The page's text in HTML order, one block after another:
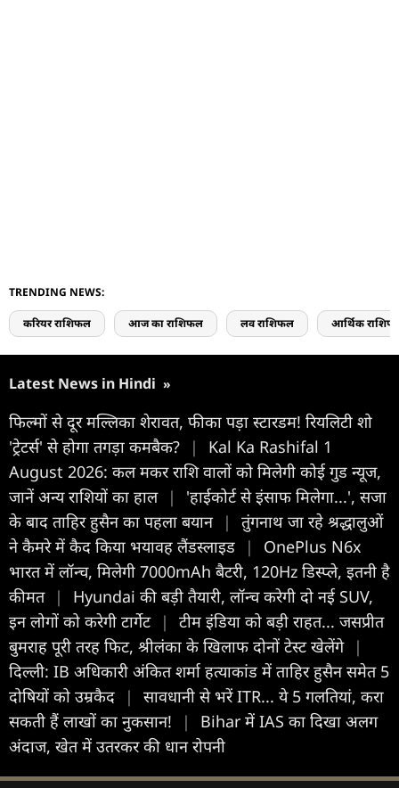
TRENDING NEWS:
करियर राशिफल आज का राशिफल लव राशिफल आर्थिक
Latest News in Hindi »
फिल्मों से दूर मल्लिका शेरावत, फीका पड़ा स्टारडम! रियलिटी शो
'ट्रेटर्स' से होगा तगड़ा कमबैक?
|
Kal Ka Rashifal 1
August 2026: कल मकर राशि वालों को मिलेगी कोई गुड न्यूज,
जानें अन्य राशियों का हाल |
'हाईकोर्ट से इंसाफ मिलेगा...', सजा
के बाद ताहिर हुसैन का पहला बयान |
तुंगनाथ जा रहे श्रद्धालुओं
ने कैमरे में कैद किया भयावह लैंडस्लाइड
|
OnePlus N6x
भारत में लॉन्च, मिलेगी 7000mAh बैटरी, 120Hz डिस्प्ले, इतनी है
कीमत |
Hyundai की बड़ी तैयारी, लॉन्च करेगी दो नई SUV,
इन लोगों को करेगी टार्गेट |
टीम इंडिया को बड़ी राहत... जसप्रीत
बुमराह पूरी तरह फिट, श्रीलंका के खिलाफ दोनों टेस्ट खेलेंगे |
दिल्ली: IB अधिकारी अंकित शर्मा हत्याकांड में ताहिर हुसैन समेत 5
दोषियों को उम्रकैद
|
सावधानी से भरें ITR... ये 5 गलतियां, करा
सकती हैं लाखों का नुकसान!
|
Bihar में IAS का दिखा अलग
अंदाज, खेत में उतरकर की धान रोपनी